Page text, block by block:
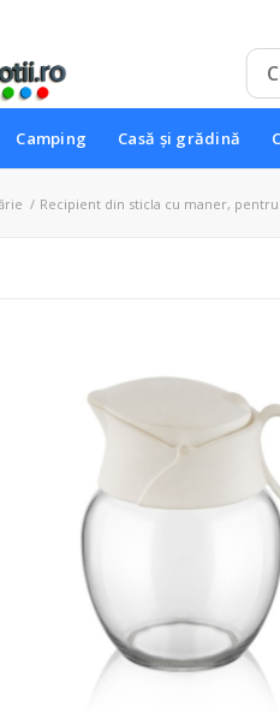
Camping Casă și grădină
/ Recipient din sticla cu maner,